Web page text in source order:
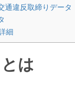
通違反取締りデータ
細
は